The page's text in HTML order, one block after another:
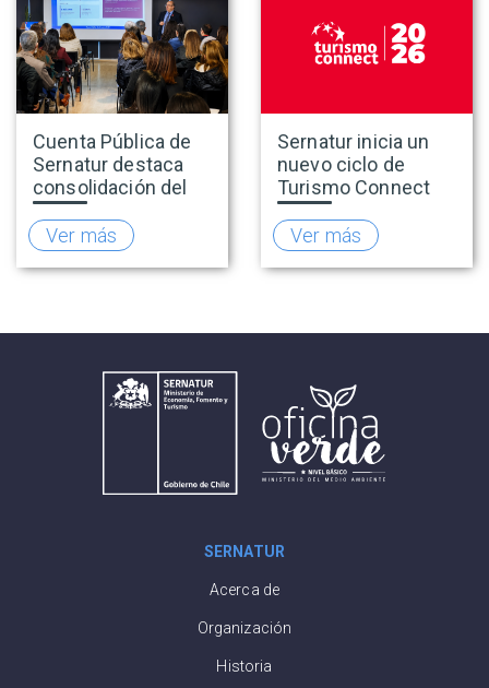
Cuenta Pública de
Sernatur destaca
consolidación del
turismo en 2025 y
presenta hoja de
ruta para fortalecer
la competitividad
Ver más
Sernatur inicia un
nuevo ciclo de
Turismo Connect
para fortalecer la
inteligencia de
mercado de la
industria turística
Ver más
SERNATUR
Acerca de
Organización
Historia